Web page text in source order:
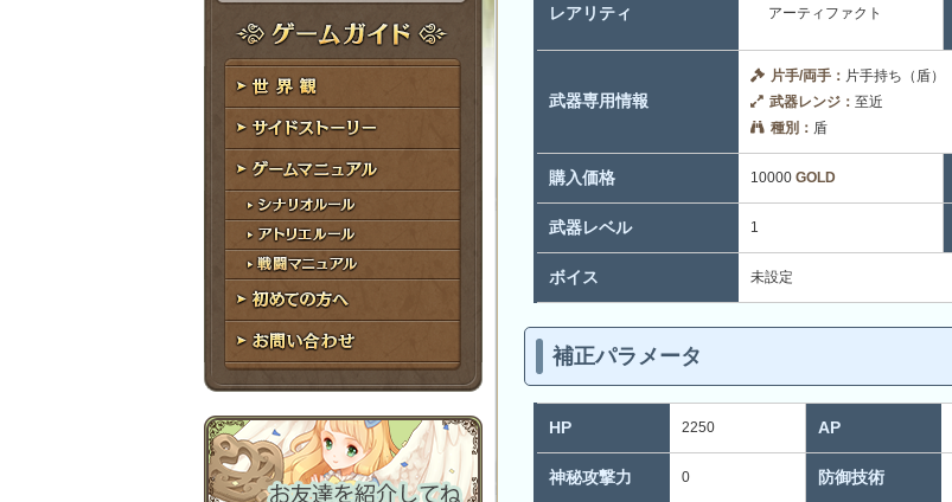
ド
レ
ス
ー
ド
ゲームガイド
世界観
サイドストーリー
ゲームマニュアル
シナリオルール
アトリエルール
戦闘マニュアル
初めての方へ
お問い合わせ
レアリティ アーティファクト
武器専用情報
片手/両手： 片手持ち（盾）
武器レンジ： 至近
種別： 盾
購入価格 10000 GOLD
武器レベル 1
ボイス 未設定
補正パラメータ
HP 2250 AP
神秘攻撃力 0 防御技術